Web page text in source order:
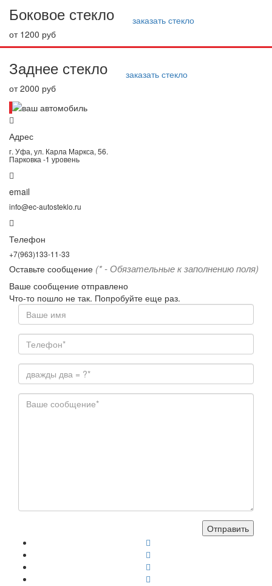
Боковое стекло
от 1200 руб
заказать стекло
Заднее стекло
от 2000 руб
заказать стекло
Адрес
г. Уфа, ул. Карла Маркса, 56.
Парковка -1 уровень
email
info@ec-autosteklo.ru
Телефон
+7(963)133-11-33
Оставьте сообщение (* - Обязательные к заполнению поля)
Ваше сообщение отправлено
Что-то пошло не так. Попробуйте еще раз.